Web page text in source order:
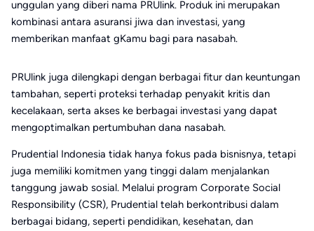
unggulan yang diberi nama PRUlink. Produk ini merupakan
kombinasi antara asuransi jiwa dan investasi, yang
memberikan manfaat gKamu bagi para nasabah.
PRUlink juga dilengkapi dengan berbagai fitur dan keuntungan
tambahan, seperti proteksi terhadap penyakit kritis dan
kecelakaan, serta akses ke berbagai investasi yang dapat
mengoptimalkan pertumbuhan dana nasabah.
Prudential Indonesia tidak hanya fokus pada bisnisnya, tetapi
juga memiliki komitmen yang tinggi dalam menjalankan
tanggung jawab sosial. Melalui program Corporate Social
Responsibility (CSR), Prudential telah berkontribusi dalam
berbagai bidang, seperti pendidikan, kesehatan, dan